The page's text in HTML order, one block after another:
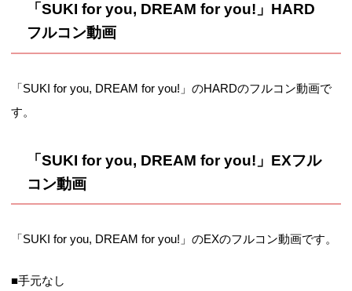
「SUKI for you, DREAM for you!」HARD
フルコン動画
「SUKI for you, DREAM for you!」のHARDのフルコン動画で
す。
「SUKI for you, DREAM for you!」EXフル
コン動画
「SUKI for you, DREAM for you!」のEXのフルコン動画です。
■手元なし